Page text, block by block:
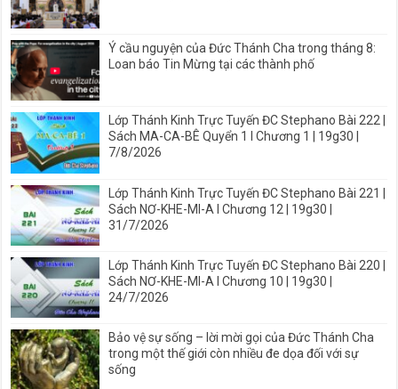
Ý cầu nguyện của Đức Thánh Cha trong tháng 8:
Loan báo Tin Mừng tại các thành phố
Lớp Thánh Kinh Trực Tuyến ĐC Stephano Bài 222 |
Sách MA-CA-BÊ Quyển 1 I Chương 1 | 19g30 |
7/8/2026
Lớp Thánh Kinh Trực Tuyến ĐC Stephano Bài 221 |
Sách NƠ-KHE-MI-A I Chương 12 | 19g30 |
31/7/2026
Lớp Thánh Kinh Trực Tuyến ĐC Stephano Bài 220 |
Sách NƠ-KHE-MI-A I Chương 10 | 19g30 |
24/7/2026
Bảo vệ sự sống – lời mời gọi của Đức Thánh Cha
trong một thế giới còn nhiều đe dọa đối với sự
sống